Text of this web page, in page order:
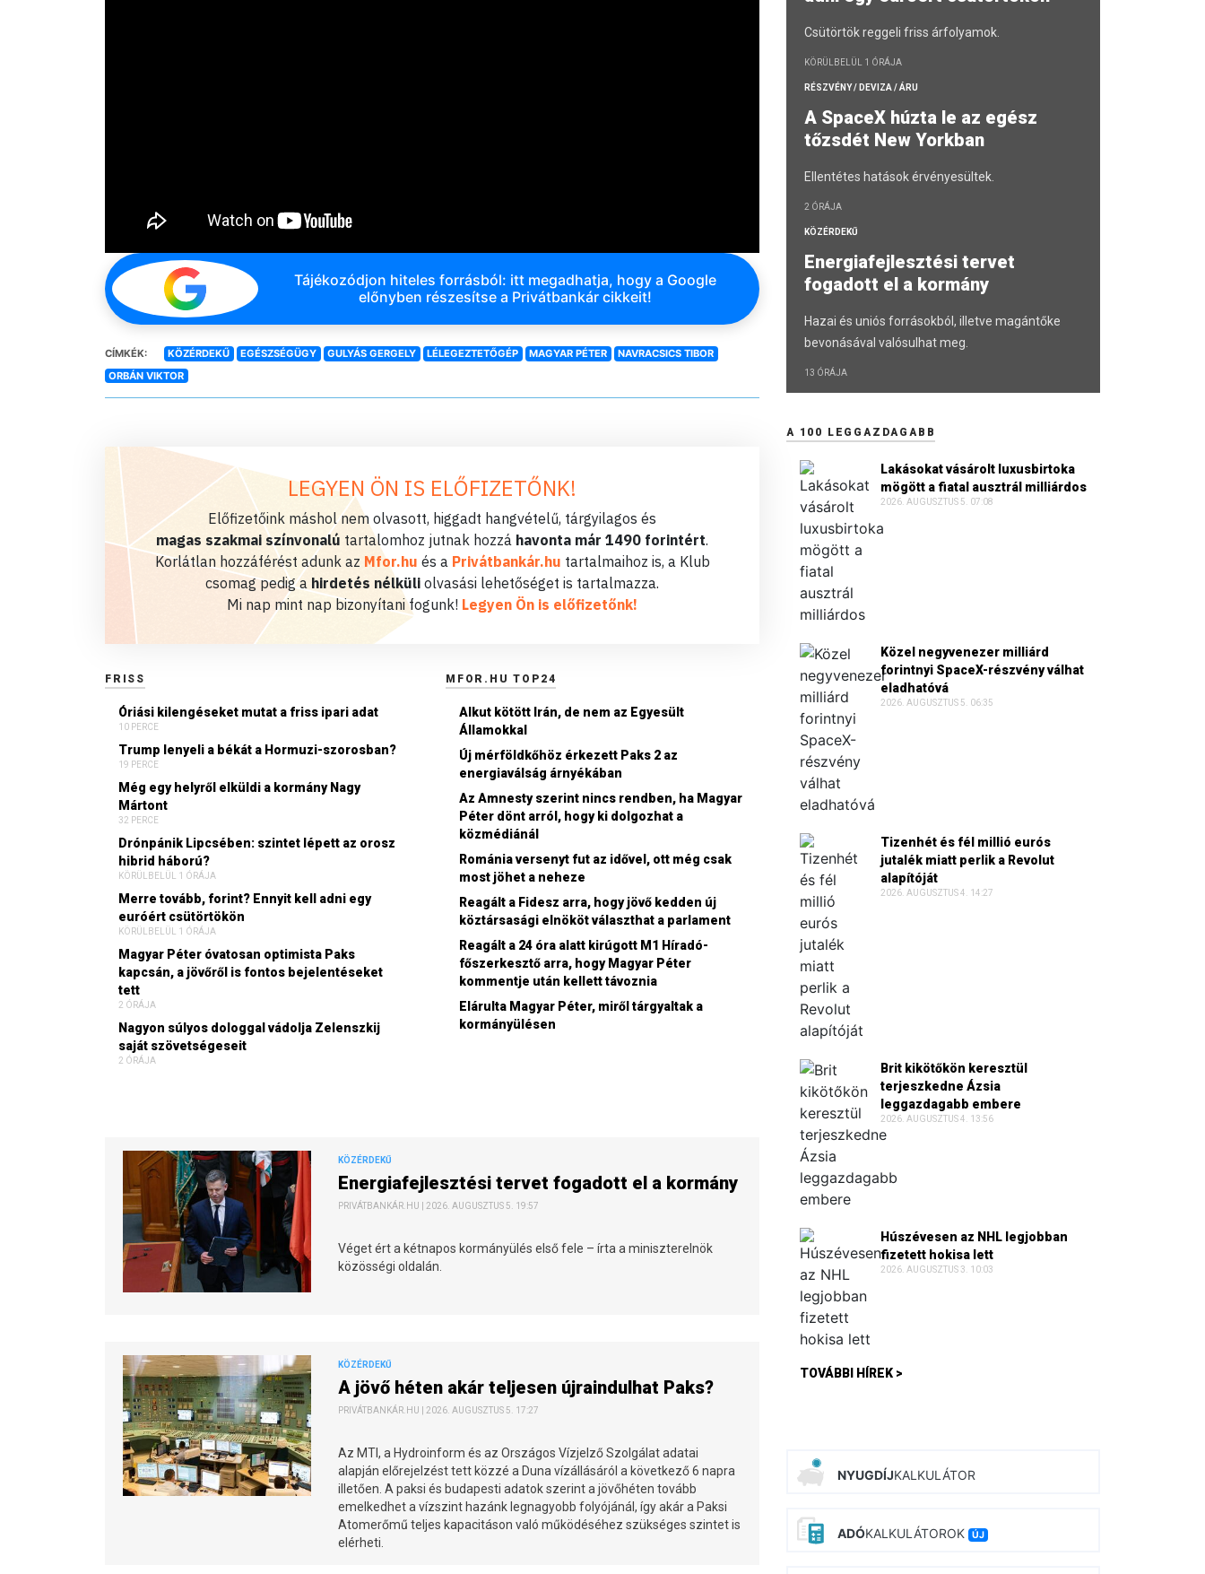
Tájékozódjon hiteles forrásból: itt megadhatja, hogy a Google
előnyben részesítse a Privátbankár cikkeit!
CÍMKÉK: KÖZÉRDEKŰ EGÉSZSÉGÜGY GULYÁS GERGELY LÉLEGEZTETŐGÉP MAGYAR PÉTER
NAVRACSICS TIBOR
ORBÁN VIKTOR
LEGYEN ÖN IS ELŐFIZETŐNK!
Előfizetőink máshol nem olvasott, higgadt hangvételű, tárgyilagos és
magas szakmai színvonalú tartalomhoz jutnak hozzá havonta már 1490 forintért.
Korlátlan hozzáférést adunk az Mfor.hu és a Privátbankár.hu tartalmaihoz is, a Klub
csomag pedig a hirdetés nélküli olvasási lehetőséget is tartalmazza.
Mi nap mint nap bizonyítani fogunk! Legyen Ön is előfizetőnk!
FRISS
Óriási kilengéseket mutat a friss ipari adat
10 PERCE
Trump lenyeli a békát a Hormuzi-szorosban?
19 PERCE
Még egy helyről elküldi a kormány Nagy
Mártont
32 PERCE
Drónpánik Lipcsében: szintet lépett az orosz
hibrid háború?
KÖRÜLBELÜL 1 ÓRÁJA
Merre tovább, forint? Ennyit kell adni egy
euróért csütörtökön
KÖRÜLBELÜL 1 ÓRÁJA
Magyar Péter óvatosan optimista Paks
kapcsán, a jövőről is fontos bejelentéseket
tett
2 ÓRÁJA
Nagyon súlyos dologgal vádolja Zelenszkij
saját szövetségeseit
2 ÓRÁJA
MFOR.HU TOP24
Alkut kötött Irán, de nem az Egyesült
Államokkal
Új mérföldkőhöz érkezett Paks 2 az
energiaválság árnyékában
Az Amnesty szerint nincs rendben, ha Magyar
Péter dönt arról, hogy ki dolgozhat a
közmédiánál
Románia versenyt fut az idővel, ott még csak
most jöhet a neheze
Reagált a Fidesz arra, hogy jövő kedden új
köztársasági elnököt választhat a parlament
Reagált a 24 óra alatt kirúgott M1 Híradó-
főszerkesztő arra, hogy Magyar Péter
kommentje után kellett távoznia
Elárulta Magyar Péter, miről tárgyaltak a
kormányülésen
KÖZÉRDEKŰ
Energiafejlesztési tervet fogadott el a kormány
PRIVÁTBANKÁR.HU | 2026. AUGUSZTUS 5. 19:57
Véget ért a kétnapos kormányülés első fele – írta a miniszterelnök
közösségi oldalán.
KÖZÉRDEKŰ
A jövő héten akár teljesen újraindulhat Paks?
PRIVÁTBANKÁR.HU | 2026. AUGUSZTUS 5. 17:27
Az MTI, a Hydroinform és az Országos Vízjelző Szolgálat adatai
alapján előrejelzést tett közzé a Duna vízállásáról a következő 6 napra
illetően. A paksi és budapesti adatok szerint a jövőhéten tovább
emelkedhet a vízszint hazánk legnagyobb folyójánál, így akár a Paksi
Atomerőmű teljes kapacitáson való működéséhez szükséges szintet is
elérheti.
Csütörtök reggeli friss árfolyamok.
KÖRÜLBELÜL 1 ÓRÁJA
RÉSZVÉNY / DEVIZA / ÁRU
A SpaceX húzta le az egész
tőzsdét New Yorkban
Ellentétes hatások érvényesültek.
2 ÓRÁJA
KÖZÉRDEKŰ
Energiafejlesztési tervet
fogadott el a kormány
Hazai és uniós forrásokból, illetve magántőke
bevonásával valósulhat meg.
13 ÓRÁJA
A 100 LEGGAZDAGABB
Lakásokat vásárolt luxusbirtoka
mögött a fiatal ausztrál milliárdos
2026. AUGUSZTUS 5. 07:08
Közel negyvenezer milliárd
forintnyi SpaceX-részvény válhat
eladhatóvá
2026. AUGUSZTUS 5. 06:35
Tizenhét és fél millió eurós
jutalék miatt perlik a Revolut
alapítóját
2026. AUGUSZTUS 4. 14:27
Brit kikötőkön keresztül
terjeszkedne Ázsia
leggazdagabb embere
2026. AUGUSZTUS 4. 13:56
Húszévesen az NHL legjobban
fizetett hokisa lett
2026. AUGUSZTUS 3. 10:03
TOVÁBBI HÍREK >
NYUGDÍJKALKULÁTOR
ADÓKALKULÁTOROK ÚJ